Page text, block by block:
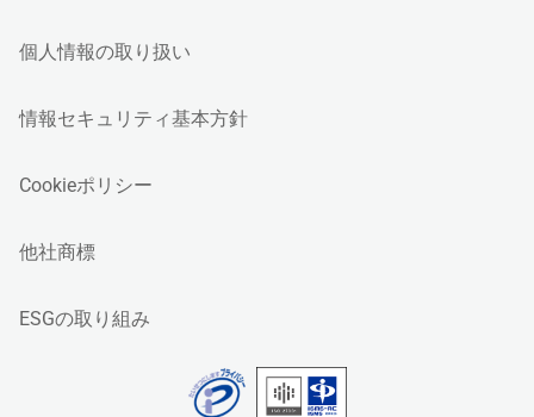
個人情報の取り扱い
情報セキュリティ基本方針
Cookieポリシー
他社商標
ESGの取り組み